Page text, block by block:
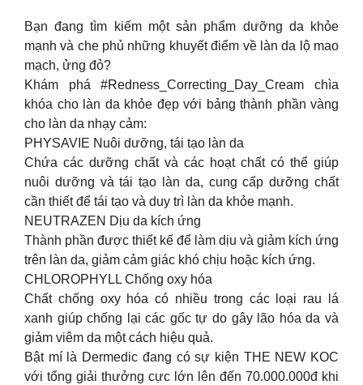
Bạn đang tìm kiếm một sản phẩm dưỡng da khỏe
mạnh và che phủ những khuyết điểm về làn da lộ mao
mạch, ửng đỏ?
Khám phá #Redness_Correcting_Day_Cream chìa
khóa cho làn da khỏe đẹp với bảng thành phần vàng
cho làn da nhạy cảm:
PHYSAVIE Nuôi dưỡng, tái tạo làn da
Chứa các dưỡng chất và các hoạt chất có thể giúp
nuôi dưỡng và tái tạo làn da, cung cấp dưỡng chất
cần thiết để tái tạo và duy trì làn da khỏe mạnh.
NEUTRAZEN Dịu da kích ứng
Thành phần được thiết kế để làm dịu và giảm kích ứng
trên làn da, giảm cảm giác khó chịu hoặc kích ứng.
CHLOROPHYLL Chống oxy hóa
Chất chống oxy hóa có nhiều trong các loại rau lá
xanh giúp chống lại các gốc tự do gây lão hóa da và
giảm viêm da một cách hiệu quả.
Bật mí là Dermedic đang có sự kiện THE NEW KOC
với tổng giải thưởng cực lớn lên đến 70.000.000đ khi